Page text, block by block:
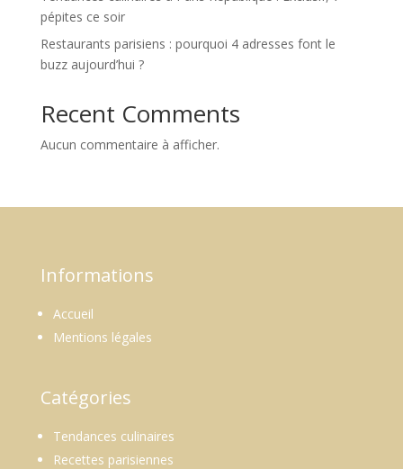
pépites ce soir
Restaurants parisiens : pourquoi 4 adresses font le
buzz aujourd’hui ?
Recent Comments
Aucun commentaire à afficher.
Informations
Accueil
Mentions légales
Catégories
Tendances culinaires
Recettes parisiennes